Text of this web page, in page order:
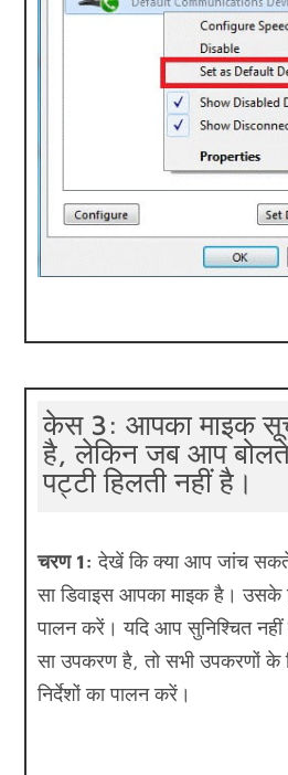
केस 3: आपका माइक
है, लेकिन जब आप बोलते
पट्टी हिलती नहीं है।
चरण 1: देखें कि क्या आप जांच
सा डिवाइस आपका माइक है। उसके
पालन करें। यदि आप सुनिश्चित
सा उपकरण है, तो सभी उपकरणों
निर्देशों का पालन करें।